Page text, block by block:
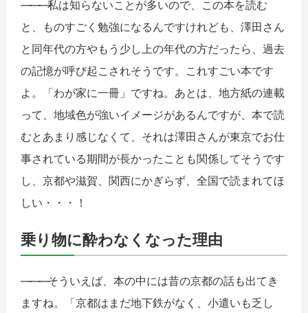
―――私は知らないことが多いので、この本を読む
と、ものすごく勉強になるんですけれども、澤田さん
と同年代の方やもう少し上の年代の方だったら、過去
の記憶が呼び起こされそうです。これすごい本です
よ。「わが家に一冊」ですね。あとは、地方紙の連載
って、地域色が強いイメージがあるんですが、本で読
むとあまり感じなくて、それは澤田さんが東京でお仕
事されている期間が長かったことも関係してそうです
し、京都や滋賀、関西にかぎらず、全国で読まれてほ
しい・・・！
乗り物に酔わなくなった理由
―――そういえば、本の中には昔の京都の話も出てき
ますね。「京都はまだ地下鉄がなく、小遣いも乏し